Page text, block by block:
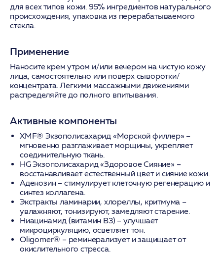
для всех типов кожи. 95% ингредиентов натурального
происхождения, упаковка из перерабатываемого
стекла.
Применение
Наносите крем утром и/или вечером на чистую кожу
лица, самостоятельно или поверх сыворотки/
концентрата. Легкими массажными движениями
распределяйте до полного впитывания.
Активные компоненты
XMF® Экзополисахарид «Морской филлер» –
мгновенно разглаживает морщины, укрепляет
соединительную ткань.
HG Экзополисахарид «Здоровое Сияние» –
восстанавливает естественный цвет и сияние кожи.
Аденозин– стимулирует клеточную регенерацию и
синтез коллагена.
Экстракты ламинарии, хлореллы, критмума –
увлажняют, тонизируют, замедляют старение.
Ниацинамид (витамин B3) – улучшает
микроциркуляцию, осветляет тон.
Oligomer® – реминерализует и защищает от
окислительного стресса.